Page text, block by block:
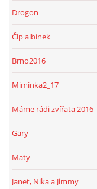
Drogon
Čip albínek
Brno2016
Miminka2_17
Máme rádi zvířata 2016
Gary
Maty
Janet, Nika a Jimmy